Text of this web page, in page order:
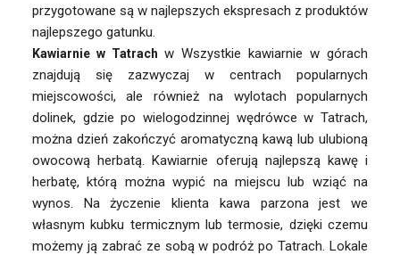
przygotowane są w najlepszych ekspresach z produktów
najlepszego gatunku.
Kawiarnie w Tatrach w Wszystkie kawiarnie w górach
znajdują się zazwyczaj w centrach popularnych
miejscowości, ale również na wylotach popularnych
dolinek, gdzie po wielogodzinnej wędrówce w Tatrach,
można dzień zakończyć aromatyczną kawą lub ulubioną
owocową herbatą. Kawiarnie oferują najlepszą kawę i
herbatę, którą można wypić na miejscu lub wziąć na
wynos. Na życzenie klienta kawa parzona jest we
własnym kubku termicznym lub termosie, dzięki czemu
możemy ją zabrać ze sobą w podróż po Tatrach. Lokale